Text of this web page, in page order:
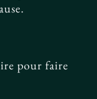
pour faire